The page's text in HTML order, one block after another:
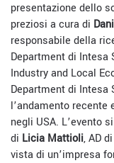
presentazione dello
preziosi a cura di
responsabile della
Department di Intesa
Industry and Local
Department di Intesa
l’andamento
negli USA. L’evento
di Licia Mattioli, AD
vista di un’impresa